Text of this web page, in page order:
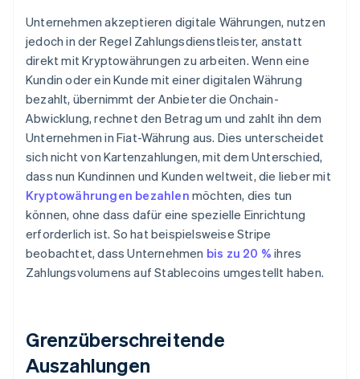
Unternehmen akzeptieren digitale Währungen, nutzen
jedoch in der Regel Zahlungsdienstleister, anstatt
direkt mit Kryptowährungen zu arbeiten. Wenn eine
Kundin oder ein Kunde mit einer digitalen Währung
bezahlt, übernimmt der Anbieter die Onchain-
Abwicklung, rechnet den Betrag um und zahlt ihn dem
Unternehmen in Fiat-Währung aus. Dies unterscheidet
sich nicht von Kartenzahlungen, mit dem Unterschied,
dass nun Kundinnen und Kunden weltweit, die lieber mit
Kryptowährungen bezahlen möchten, dies tun
können, ohne dass dafür eine spezielle Einrichtung
erforderlich ist. So hat beispielsweise Stripe
beobachtet, dass Unternehmen bis zu 20 % ihres
Zahlungsvolumens auf Stablecoins umgestellt haben.
Grenzüberschreitende
Auszahlungen